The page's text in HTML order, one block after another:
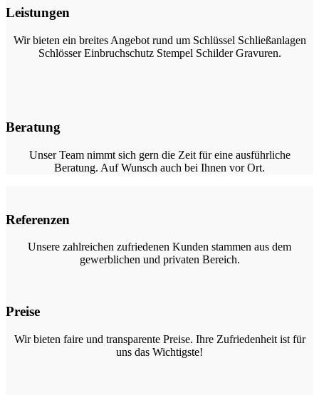
Leistungen
Wir bieten ein breites Angebot rund um Schlüssel Schließanlagen
Schlösser Einbruchschutz Stempel Schilder Gravuren.
Beratung
Unser Team nimmt sich gern die Zeit für eine ausführliche
Beratung. Auf Wunsch auch bei Ihnen vor Ort.
Referenzen
Unsere zahlreichen zufriedenen Kunden stammen aus dem
gewerblichen und privaten Bereich.
Preise
Wir bieten faire und transparente Preise. Ihre Zufriedenheit ist für
uns das Wichtigste!